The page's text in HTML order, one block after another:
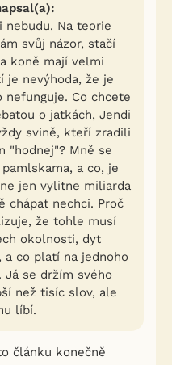
nebudu. Na teorie
svůj názor, stačí
koně mají velmi
je nevýhoda, že je
Co chcete
o jatkách, Jendi
svině, kteří zradili
"hodnej"? Mně se
a co, je
jen vylitne miliarda
chápat nechci. Proč
že tohle musí
okolnosti, dyt
co platí na jednoho
se držím svého
než tisíc slov, ale
líbí.
článku konečně